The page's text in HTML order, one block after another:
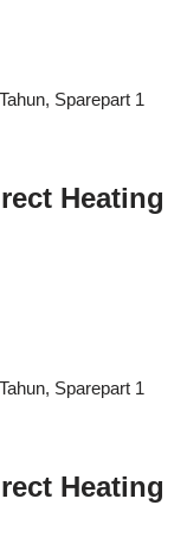
Sparepart 1
Heating
Sparepart 1
Heating